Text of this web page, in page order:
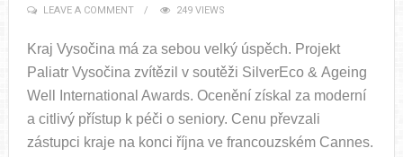
LEAVE A COMMENT
249 VIEWS
Kraj Vysočina má za sebou velký úspěch. Projekt
Paliatr Vysočina zvítězil v soutěži SilverEco & Ageing
Well International Awards. Ocenění získal za moderní
a citlivý přístup k péči o seniory. Cenu převzali
zástupci kraje na konci října ve francouzském Cannes.